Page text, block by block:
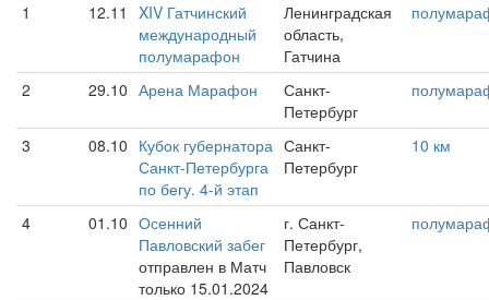
1
12.11
XIV Гатчинский
международный
полумарафон
Ленинградская
область,
Гатчина
2 29.10 Арена Марафон
Санкт-
Петербург
3 08.10 Кубок губернатора
Санкт-Петербурга
по бегу. 4-й этап
Санкт-
Петербург
10 км
4 01.10 Осенний
Павловский забег
отправлен в Матч
только 15.01.2024
г. Санкт-
Петербург,
Павловск